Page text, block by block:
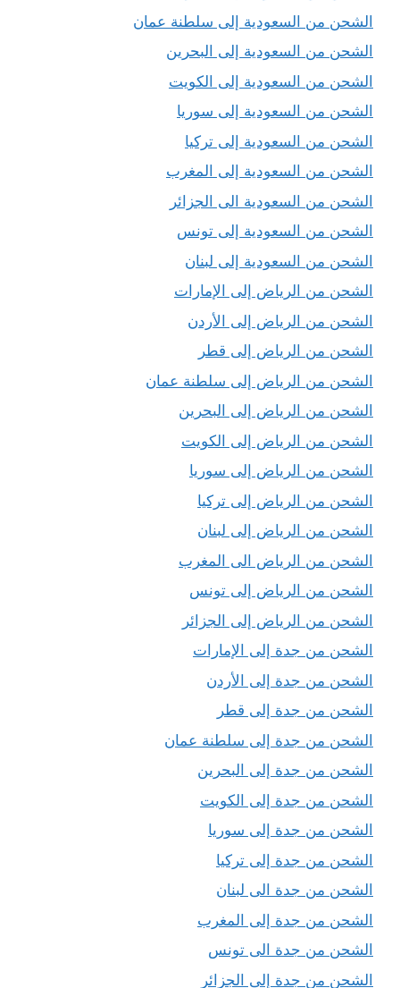
الشحن من السعودية إلى سلطنة عمان
الشحن من السعودية إلى البحرين
الشحن من السعودية إلى الكويت
الشحن من السعودية إلى سوريا
الشحن من السعودية إلى تركيا
الشحن من السعودية إلى المغرب
الشحن من السعودية الى الجزائر
الشحن من السعودية إلى تونس
الشحن من السعودية إلى لبنان
الشحن من الرياض إلى الإمارات
الشحن من الرياض إلى الأردن
الشحن من الرياض إلى قطر
الشحن من الرياض إلى سلطنة عمان
الشحن من الرياض إلى البحرين
الشحن من الرياض إلى الكويت
الشحن من الرياض إلى سوريا
الشحن من الرياض إلى تركيا
الشحن من الرياض إلى لبنان
الشحن من الرياض الى المغرب
الشحن من الرياض إلى تونس
الشحن من الرياض إلى الجزائر
الشحن من جدة إلى الإمارات
الشحن من جدة إلى الأردن
الشحن من جدة إلى قطر
الشحن من جدة إلى سلطنة عمان
الشحن من جدة إلى البحرين
الشحن من جدة إلى الكويت
الشحن من جدة إلى سوريا
الشحن من جدة إلى تركيا
الشحن من جدة الى لبنان
الشحن من جدة إلى المغرب
الشحن من جدة الى تونس
الشحن من جدة إلى الجزائر